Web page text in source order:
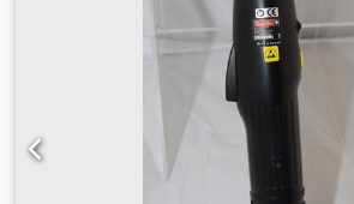
個 (36 V 2.5 Ah) アイドリング回転数: 20
最大: 70～325 Nm 作動トルク: 90～260
四方 長さ: 281 mm バッテリーとリアクシ